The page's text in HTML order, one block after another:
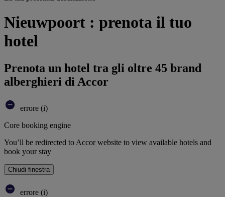
Nieuwpoort : prenota il tuo
hotel
Prenota un hotel tra gli oltre 45 brand
alberghieri di Accor
errore (i)
Core booking engine
You’ll be redirected to Accor website to view available hotels and
book your stay
Chiudi finestra
errore (i)